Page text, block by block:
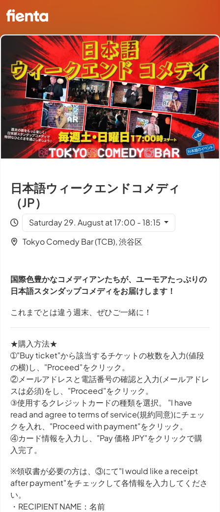
日本語ウィークエンドコメディ
（JP）
Saturday 29. August at 17:00 - 18:15
Tokyo Comedy Bar (TCB), 渋谷区
国際色豊かなコメディアンたちが、ユーモアたっぷりの
日本語スタンダップコメディをお届けします！
これまでとは違う週末、ぜひご一緒に！
★購入方法★
➀"Buy ticket"から該当するチケットの枚数を入力(値段
の横)し、"Proceed"をクリック。
②メールアドレスと電話番号の確認と入力(メールアドレ
スは必須)をし、"Proceed"をクリック。
③使用するクレジットカードの種類を選択。 "I have
read and agree to terms of service(規約同意)にチェッ
クを入れ、"Proceed with payment"をクリック。
④カード情報を入力し、"Pay 価格 JPY"をクリックで購
入完了。
※領収書が必要の方は、③にて"I would like a receipt
after payment"をチェックして各情報を入力してくださ
い。
・RECIPIENT NAME：名前